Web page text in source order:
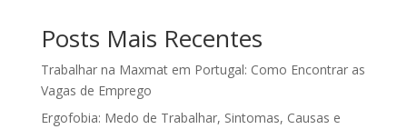
Posts Mais Recentes
Trabalhar na Maxmat em Portugal: Como Encontrar as
Vagas de Emprego
Ergofobia: Medo de Trabalhar, Sintomas, Causas e